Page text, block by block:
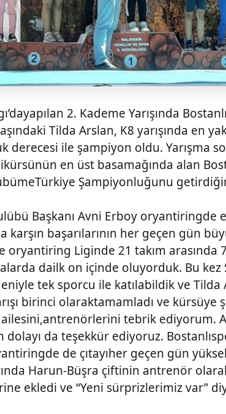
2. Kademe Yarışında
Tilda Arslan, K8 yarışında en
derecesi ile şampiyon oldu. Yarışma
en üst basamağında alan
Şampiyonluğunu
Başkanı Avni Erboy oryantiringde
karşın başarılarının her geçen gün
oryantiring Liginde 21 takım arasında
dailk on içinde oluyorduk. Bu kez
tek sporcu ile katılabildik ve
birinci olaraktamamladı ve kürsüye
ailesini,antrenörlerini tebrik ediyorum.
dolayı da teşekkür ediyoruz.
de çıtayıher geçen gün
Harun-Büşra çiftinin antrenör
ekledi ve “Yeni sürprizlerimiz var”